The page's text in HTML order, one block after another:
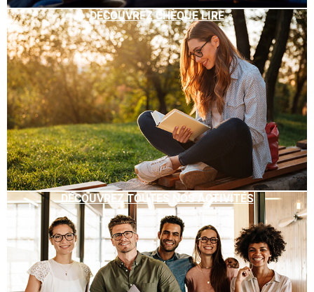
DÉCOUVREZ CHÈQUE LIRE
DÉCOUVREZ TOUTES NOS ACTIVITÉS